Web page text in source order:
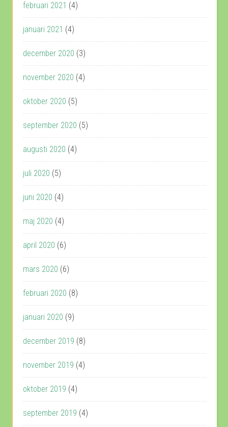
februari 2021 (4)
januari 2021 (4)
december 2020 (3)
november 2020 (4)
oktober 2020 (5)
september 2020 (5)
augusti 2020 (4)
juli 2020 (5)
juni 2020 (4)
maj 2020 (4)
april 2020 (6)
mars 2020 (6)
februari 2020 (8)
januari 2020 (9)
december 2019 (8)
november 2019 (4)
oktober 2019 (4)
september 2019 (4)